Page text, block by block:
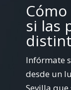
si las
Infórmate
desde un